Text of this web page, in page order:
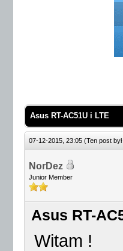
Asus RT-AC51U i LTE
07-12-2015, 23:05 (Ten post
NorDez
Junior Member
Asus RT-
Witam !